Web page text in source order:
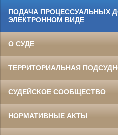
ПОДАЧА ПРОЦЕССУАЛЬНЫХ
ЭЛЕКТРОННОМ ВИДЕ
О СУДЕ
ТЕРРИТОРИАЛЬНАЯ
СУДЕЙСКОЕ СООБЩЕСТВО
НОРМАТИВНЫЕ АКТЫ